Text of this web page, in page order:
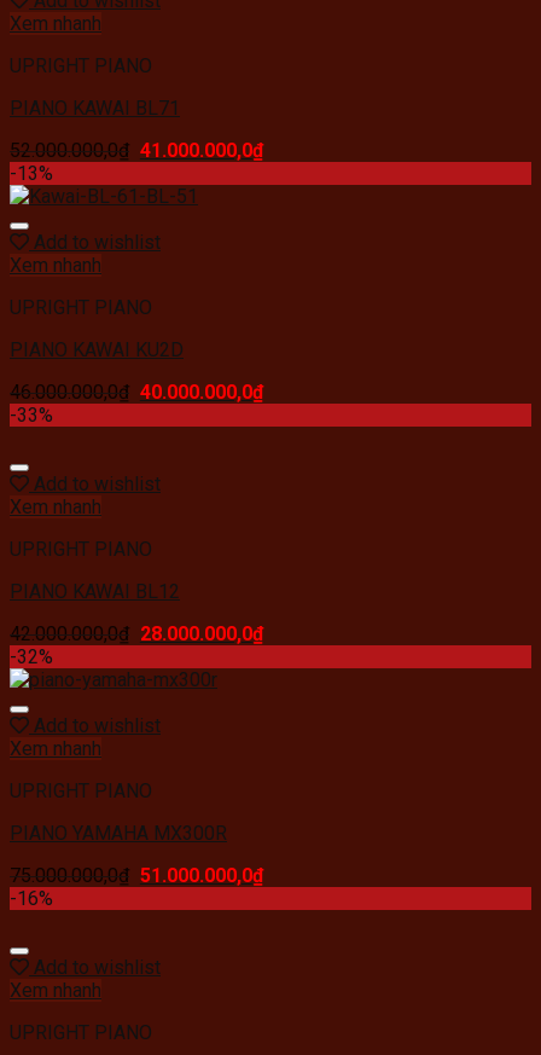
Xem nhanh
UPRIGHT PIANO
PIANO KAWAI BL71
52.000.000,0₫ 41.000.000,0₫
-13%
Add to wishlist
Xem nhanh
UPRIGHT PIANO
PIANO KAWAI KU2D
46.000.000,0₫ 40.000.000,0₫
-33%
Add to wishlist
Xem nhanh
UPRIGHT PIANO
PIANO KAWAI BL12
42.000.000,0₫ 28.000.000,0₫
-32%
Add to wishlist
Xem nhanh
UPRIGHT PIANO
PIANO YAMAHA MX300R
75.000.000,0₫ 51.000.000,0₫
-16%
Add to wishlist
Xem nhanh
UPRIGHT PIANO